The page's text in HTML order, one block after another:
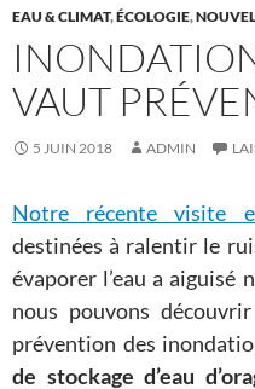
EAU & CLIMAT,ÉCOLOGIE,
VAUT
5 JUIN 2018 ADMIN
Notre récente visite
destinées à ralentir le
évaporer l’eau a aiguisé
nous pouvons
prévention des
de stockage d’eau